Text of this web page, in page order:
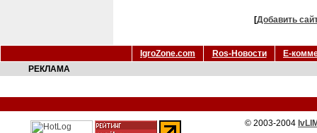
[Добавить
IgroZone.com Ros-Новости
Е-
РЕКЛАМА
© 2003-2004